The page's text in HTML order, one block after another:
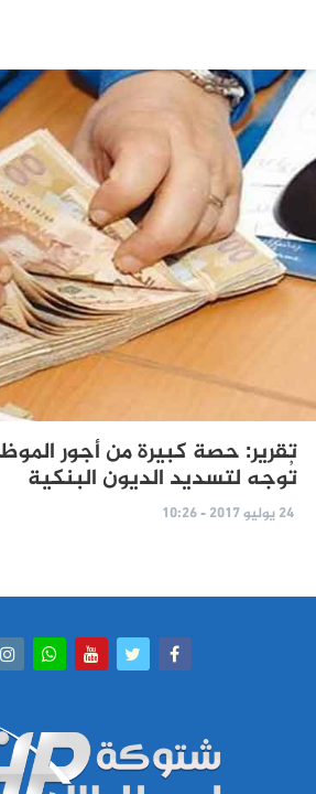
تقرير: حصة كبيرة من أجور
تُوجه لتسديد الديون البنكية
24 يوليو 2017 - 10:26